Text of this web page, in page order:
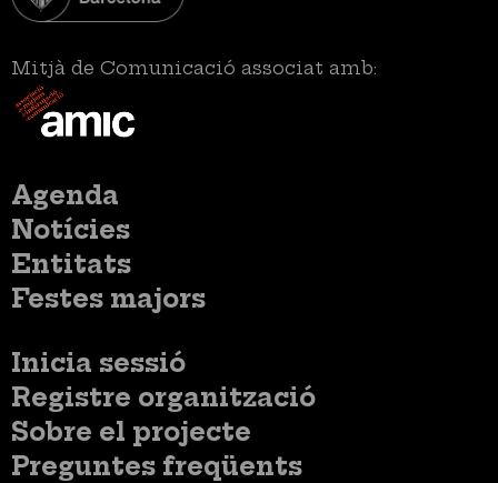
Mitjà de Comunicació associat amb:
Menú
principal
Agenda
Notícies
Entitats
Festes majors
Menú
del
compte
d'usuari
Inicia sessió
Menú
usuari
no
loggat
Registre organització
Menú
Peu
Sobre el projecte
Preguntes freqüents